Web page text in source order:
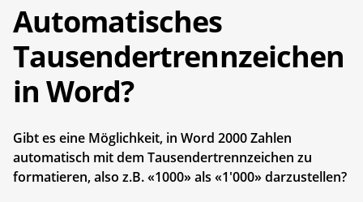
Automatisches
Tausendertrennzeichen
in Word?
Gibt es eine Möglichkeit, in Word 2000 Zahlen
automatisch mit dem Tausendertrennzeichen zu
formatieren, also z.B. «1000» als «1'000» darzustellen?